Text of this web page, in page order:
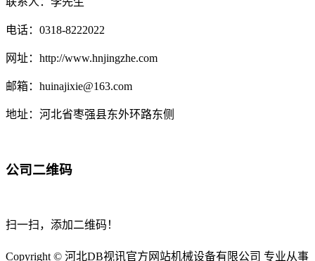
电话：0318-8222022
网址：http://www.hnjingzhe.com
邮箱：huinajixie@163.com
地址：河北省枣强县东外环路东侧
公司二维码
扫一扫，添加二维码！
Copyright © 河北DB视讯官方网站机械设备有限公司 专业从事